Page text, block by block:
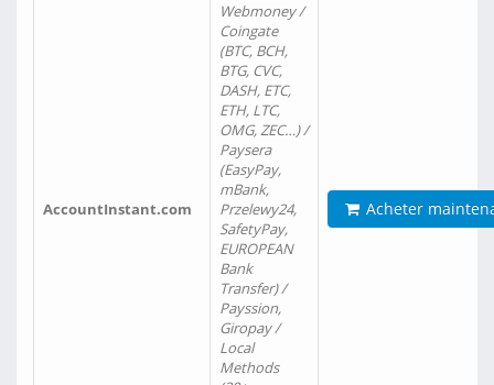
AccountInstant.com
Webmoney /
Coingate
(BTC, BCH,
BTG, CVC,
DASH, ETC,
ETH, LTC,
OMG, ZEC…) /
Paysera
(EasyPay,
mBank,
Przelewy24,
SafetyPay,
EUROPEAN
Bank
Transfer) /
Payssion,
Giropay /
Local
Methods
Acheter